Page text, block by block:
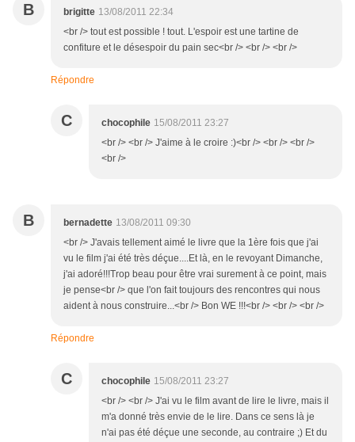
B brigitte 13/08/2011 22:34
<br /> tout est possible ! tout. L'espoir est une tartine de
confiture et le désespoir du pain sec<br /> <br /> <br />
Répondre
C chocophile 15/08/2011 23:27
<br /> <br /> J'aime à le croire :)<br /> <br /> <br />
<br />
B bernadette 13/08/2011 09:30
<br /> J'avais tellement aimé le livre que la 1ère fois que j'ai
vu le film j'ai été très déçue....Et là, en le revoyant Dimanche,
j'ai adoré!!!Trop beau pour être vrai surement à ce point, mais
je pense<br /> que l'on fait toujours des rencontres qui nous
aident à nous construire...<br /> Bon WE !!!<br /> <br /> <br />
Répondre
C chocophile 15/08/2011 23:27
<br /> <br /> J'ai vu le film avant de lire le livre, mais il
m'a donné très envie de le lire. Dans ce sens là je
n'ai pas été déçue une seconde, au contraire ;) Et du